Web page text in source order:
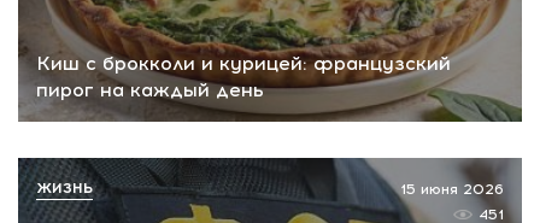
Киш с брокколи и курицей: французский
пирог на каждый день
15 июня 2026
451
ЖИЗНЬ